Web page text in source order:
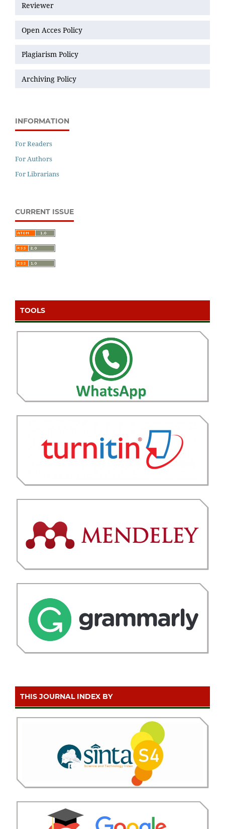
Reviewer
Open Acces Policy
Plagiarism Policy
Archiving Policy
INFORMATION
For Readers
For Authors
For Librarians
CURRENT ISSUE
TOOLS
THIS JOURNAL INDEX BY